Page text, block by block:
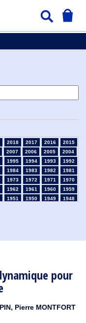
pour
Pierre MONTFORT
2018 2017 2016
2015
2007 2006 2005
2004
1995 1994 1993
1992
1984 1983 1982
1981
1973 1972 1971
1970
1962 1961 1960
1959
1951 1950 1949
1948